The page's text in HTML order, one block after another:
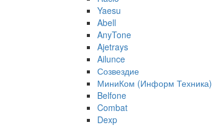
Yaesu
Abell
AnyTone
Ajetrays
Ailunce
Созвездие
МиниКом (Информ Техника)
Belfone
Combat
Dexp